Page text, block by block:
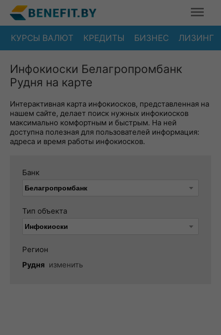
КУРСЫ ВАЛЮТ КРЕДИТЫ БИЗНЕС ЛИЗИНГ
Инфокиоски Белагропромбанк
Рудня на карте
Интерактивная карта инфокиосков, представленная на
нашем сайте, делает поиск нужных инфокиосков
максимально комфортным и быстрым. На ней
доступна полезная для пользователей информация:
адреса и время работы инфокиосков.
Банк
Тип объекта
Регион
Рудня изменить